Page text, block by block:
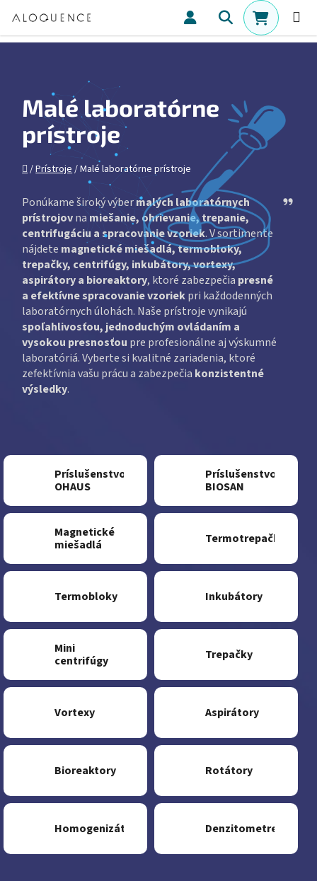
Hľadať
Malé laboratórne
prístroje
Domov
/Prístroje /Malé laboratórne prístroje
Ponúkame široký výbermalých laboratórnych
prístrojovna miešanie, ohrievanie, trepanie,
centrifugáciu a spracovanie vzoriek. V sortimente
nájdete magnetické miešadlá, termobloky,
trepačky, centrifúgy, inkubátory, vortexy,
aspirátory a bioreaktory, ktoré zabezpečia presné
a efektívne spracovanie vzoriekpri každodenných
laboratórnych úlohách. Naše prístroje vynikajú
spoľahlivosťou, jednoduchým ovládaním a
vysokou presnosťou pre profesionálne aj výskumné
laboratóriá. Vyberte si kvalitné zariadenia, ktoré
zefektívnia vašu prácu a zabezpečia konzistentné
výsledky.
Ask
Príslušenstvo
OHAUS
Príslušenstvo
BIOSAN
Magnetické
miešadlá
Termotrepačky
Termobloky Inkubátory
Mini
centrifúgy
Trepačky
Vortexy Aspirátory
Bioreaktory Rotátory
Homogenizátory Denzitometre